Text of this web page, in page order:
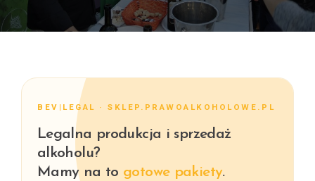
BEV|LEGAL · SKLEP.PRAWOALKOHOLOWE.PL
Legalna produkcja i sprzedaż
alkoholu?
Mamy na to gotowe pakiety.